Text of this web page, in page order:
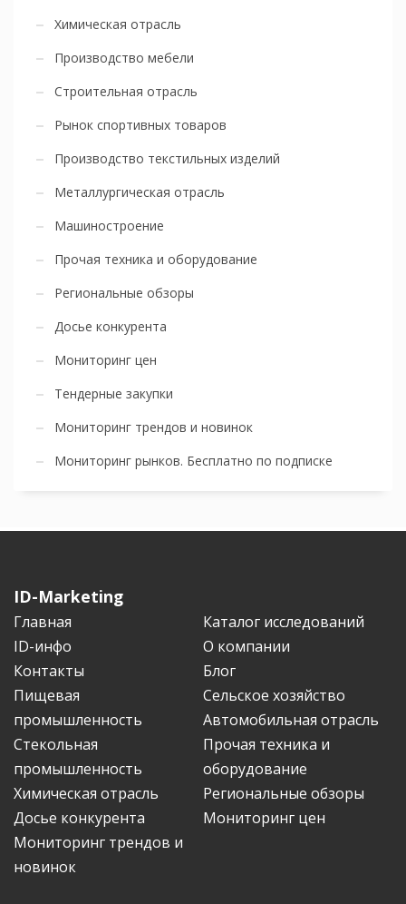
Химическая отрасль
Производство мебели
Строительная отрасль
Рынок спортивных товаров
Производство текстильных изделий
Металлургическая отрасль
Машиностроение
Прочая техника и оборудование
Региональные обзоры
Досье конкурента
Мониторинг цен
Тендерные закупки
Мониторинг трендов и новинок
Мониторинг рынков. Бесплатно по подписке
ID-Marketing
Главная
Каталог исследований
ID-инфо
О компании
Контакты
Блог
Пищевая
промышленность
Сельское хозяйство
Автомобильная отрасль
Стекольная
промышленность
Прочая техника и
оборудование
Химическая отрасль
Региональные обзоры
Досье конкурента
Мониторинг цен
Мониторинг трендов и
новинок